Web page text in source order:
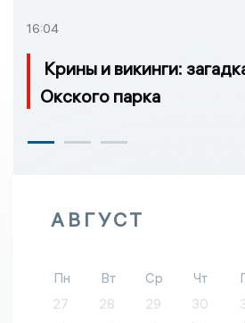
16:04
Крины и викинги:
Окского парка
АВГУСТ
Пн Вт Ср Чт
27
28 29 30